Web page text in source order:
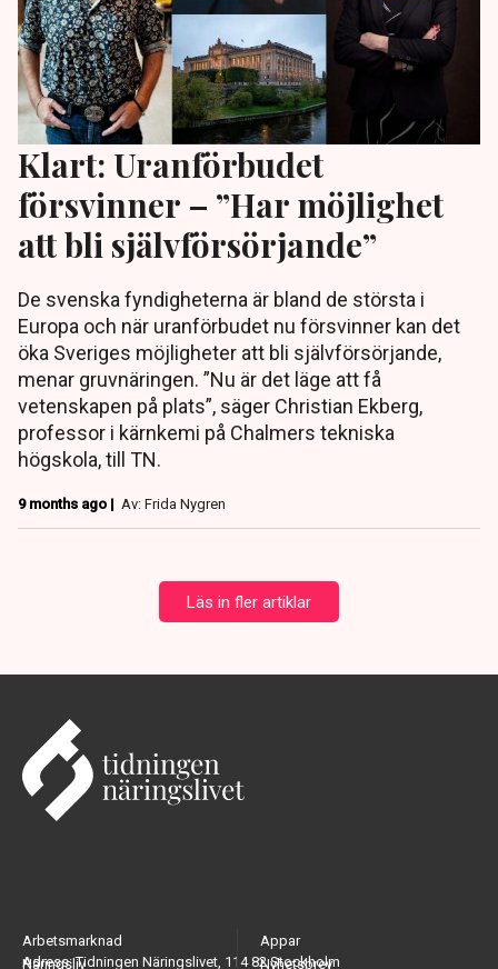
Klart: Uranförbudet
försvinner – ”Har möjlighet
att bli självförsörjande”
De svenska fyndigheterna är bland de största i
Europa och när uranförbudet nu försvinner kan det
öka Sveriges möjligheter att bli självförsörjande,
menar gruvnäringen. ”Nu är det läge att få
vetenskapen på plats”, säger Christian Ekberg,
professor i kärnkemi på Chalmers tekniska
högskola, till TN.
9 months ago | Av: Frida Nygren
Läs in fler artiklar
Adress: Tidningen Näringslivet, 114 82 Stockholm
Arbetsmarknad
Näringsliv
Appar
Nyhetsbrev